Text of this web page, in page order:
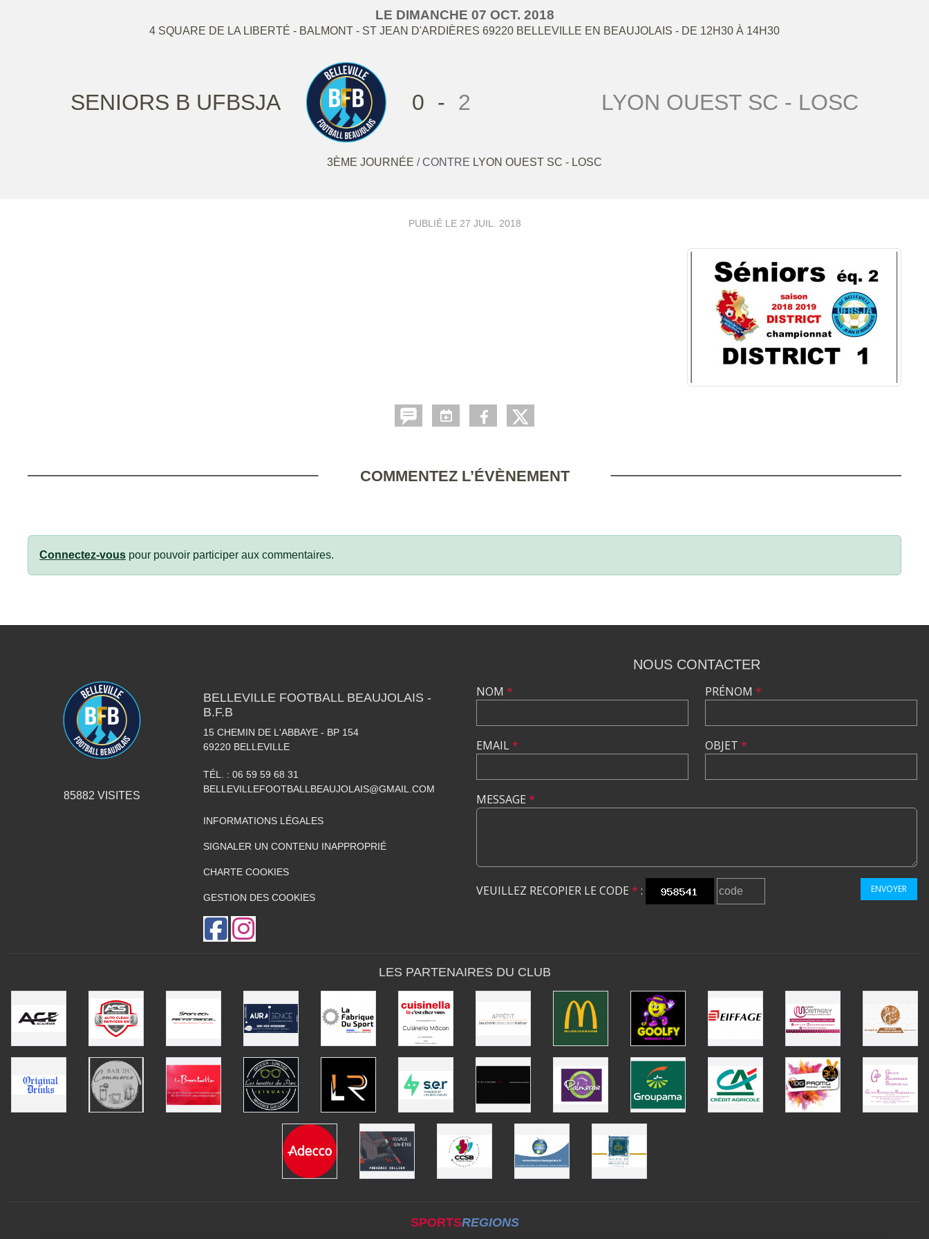
LE DIMANCHE 07 OCT. 2018
4 SQUARE DE LA LIBERTÉ - BALMONT - ST JEAN D'ARDIÈRES 69220 BELLEVILLE EN BEAUJOLAIS - DE 12H30 À 14H30
SENIORS B UFBSJA 0 - 2 LYON OUEST SC - LOSC
3ÈME JOURNÉE / CONTRE LYON OUEST SC - LOSC
PUBLIÉ LE 27 JUIL. 2018
COMMENTEZ L’ÉVÈNEMENT
Connectez-vous pour pouvoir participer aux commentaires.
85882 VISITES
BELLEVILLE FOOTBALL BEAUJOLAIS -
B.F.B
15 CHEMIN DE L'ABBAYE - BP 154
69220 BELLEVILLE
TÉL. : 06 59 59 68 31
BELLEVILLEFOOTBALLBEAUJOLAIS@GMAIL.COM
INFORMATIONS LÉGALES
SIGNALER UN CONTENU INAPPROPRIÉ
CHARTE COOKIES
GESTION DES COOKIES
NOUS CONTACTER
NOM *
EMAIL*
PRÉNOM *
OBJET *
MESSAGE *
VEUILLEZ RECOPIER LE CODE * : ENVOYER
LES PARTENAIRES DU CLUB
SPORTSREGIONS